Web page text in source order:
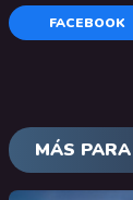
FACEBOOK
MÁS